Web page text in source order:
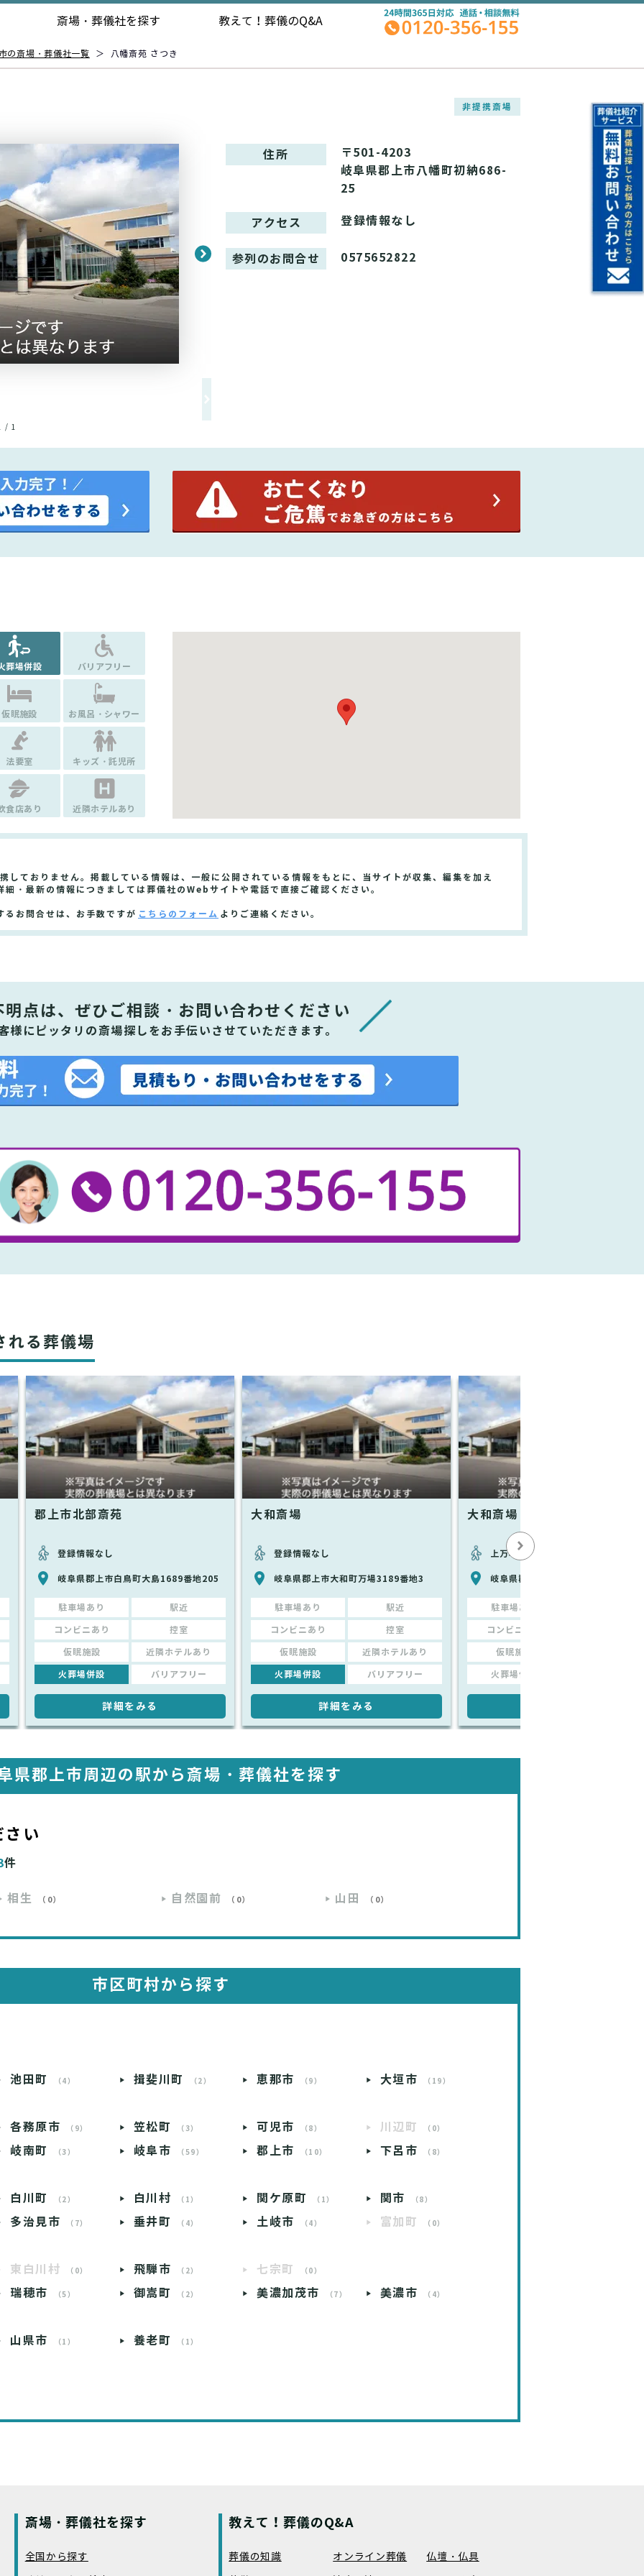
斎場・葬儀社を探す 教えて！ 葬儀のQ&A
の斎場・葬儀社一覧 ＞ 八幡斎苑 さつき
非提携斎場
/ 1
住所
〒501-4203
岐阜県郡上市八幡町初納686-
25
アクセス 登録情報なし
参列のお問合せ 0575652822
葬場併設 バリアフリー
仮眠施設 お風呂・シャワー
法要室 キッズ・託児所
食店あり 近隣ホテルあり
しておりません。掲載している情報は、一般に公開されている情報をもとに、当サイトが収集、編集を加え
・最新の情報につきましては葬儀社のWebサイトや電話で直接ご確認ください。
るお問合せは、お手数ですが こちらのフォーム よりご連絡ください。
明点は、ぜひ ご相談・お問い合わせください
様にピッタリの斎場探しをお手伝いさせていただきます。
れる葬儀場
郡上市北部斎苑
登録情報なし
岐阜県郡上市白鳥町大島1689番地205
駐車場あり 駅近
コンビニあり 控室
仮眠施設 近隣ホテルあり
火葬場併設 バリアフリー
詳細をみる
大和斎場
登録情報なし
岐阜県郡上市大和町万場3189番地3
駐車場あり 駅近
コンビニあり 控室
仮眠施設 近隣ホテルあり
火葬場併設 バリアフリー
詳細をみる
大和斎場
上万場駅から徒歩で16分
岐阜県郡上市大和町万場3189-2
駐車場あり
コンビニあり
仮眠施設
火葬場併設
県郡上市周辺の駅から 斎場・葬儀社を探す
い
件
相生 （0） 自然園前 （0） 山田 （0）
市区町村から探す
池田町 （4） 揖斐川町 （2） 恵那市 （9） 大垣市 （19）
各務原市 （9） 笠松町 （3） 可児市 （8） 川辺町 （0）
岐南町 （3） 岐阜市 （59） 郡上市 （10） 下呂市 （8）
白川町 （2） 白川村 （1） 関ケ原町 （1） 関市 （8）
多治見市 （7） 垂井町 （4） 土岐市 （4） 富加町 （0）
東白川村 （0） 飛騨市 （2） 七宗町 （0）
瑞穂市 （5） 御嵩町 （2） 美濃加茂市 （7） 美濃市 （4）
山県市 （1） 養老町 （1）
斎場・葬儀社を探す
全国から探す
教えて！葬儀のQ&A
葬儀の知識 オンライン葬儀
仏壇・仏具